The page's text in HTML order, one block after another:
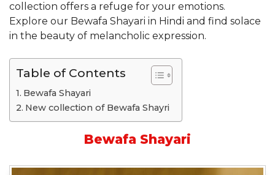
collection offers a refuge for your emotions.
Explore our Bewafa Shayari in Hindi and find solace
in the beauty of melancholic expression.
Table of Contents
Bewafa Shayari
New collection of Bewafa Shayri
Bewafa Shayari